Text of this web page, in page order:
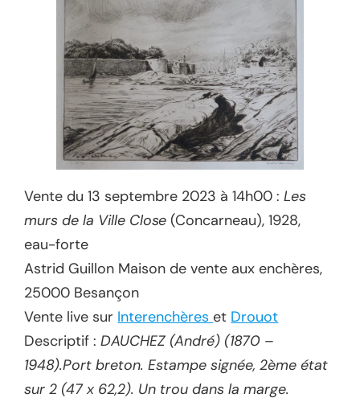
Vente du 13 septembre 2023 à 14h00 :Les
murs de la Ville Close (Concarneau), 1928,
eau-forte
Astrid Guillon Maison de vente aux enchères,
25000 Besançon
Vente live sur Interenchèreset Drouot
Descriptif :DAUCHEZ (André) (1870 –
1948).Port breton. Estampe signée, 2ème état
sur 2 (47 x 62,2). Un trou dans la marge.